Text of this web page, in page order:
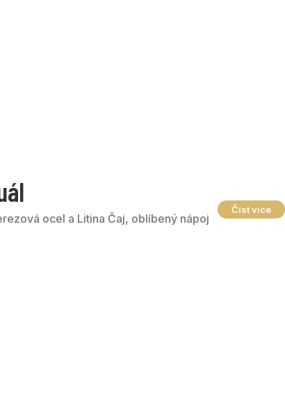
ocel a Litina Čaj, oblíbený nápoj
Číst více